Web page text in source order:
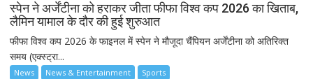
स्पेन ने अर्जेंटीना को हराकर जीता फीफा विश्व कप 2026 का खिताब,
लैमिन यामाल के दौर की हुई शुरुआत
फीफा विश्व कप 2026 के फाइनल में स्पेन ने मौजूदा चैंपियन अर्जेंटीना को अतिरिक्त
समय (एक्स्ट्रा...
News News & Entertainment Sports